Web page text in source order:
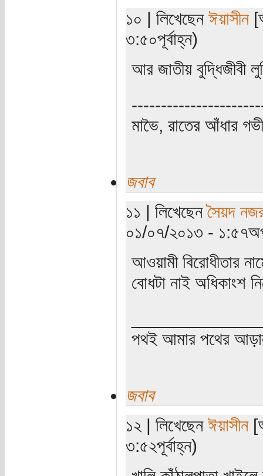
১০ | লিখেছেন ঈয়াসীন
৩:৫০পূর্বাহ্ন)
আর জাতীয় বুদ্ধিজীবী
মাভৈ, রাতের আঁধার
জবাব
১১ | লিখেছেনসৈয়দ
০১/০৭/২০১৩ -
আওয়ামী বিরোধীতার
বোধটা নাই অধিকাংশ
পথই আমার পথের
জবাব
১২ | লিখেছেন ঈয়াসীন
৩:৫২পূর্বাহ্ন)